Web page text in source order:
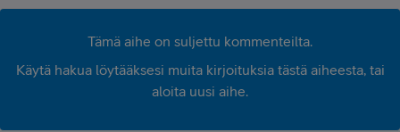
Tämä aihe on suljettu kommenteilta.
Käytä hakua löytääksesi muita kirjoituksia tästä aiheesta, tai
aloita uusi aihe.